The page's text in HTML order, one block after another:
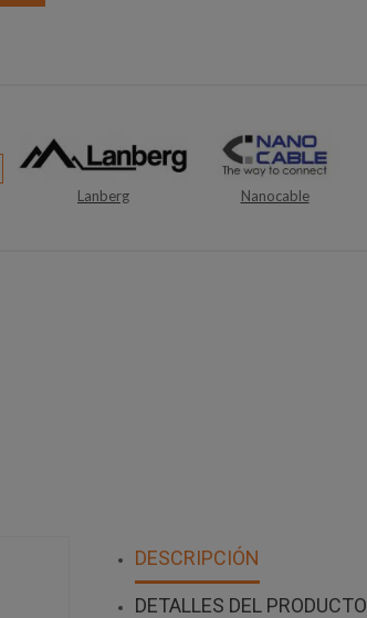
DESCRIPCIÓN
DETALLES DEL PRODUCTO
Nanocable GreenPan